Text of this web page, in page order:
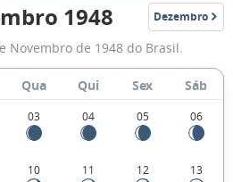
Fases
da
Lua
de
Novembro
1948
1948 Dezembro
1948
Novembro de 1948 do Brasil.
Qua Qui Sex Sáb
03 04 05 06
10 11 12 13